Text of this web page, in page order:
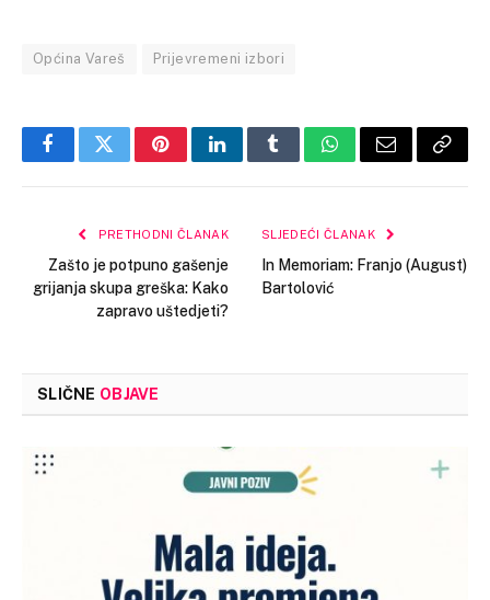
Općina Vareš Prijevremeni izbori
FacebookTwitterPinterestLinkedInTumblrWhatsApp
Email Copy
PRETHODNI ČLANAK
Zašto je potpuno gašenje
grijanja skupa greška: Kako
zapravo uštedjeti?
SLJEDEĆI ČLANAK
In Memoriam: Franjo (August)
Bartolović
SLIČNE OBJAVE